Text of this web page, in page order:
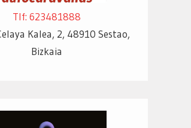
Tlf: 623481888
Kalea, 2, 48910 Sestao,
Bizkaia